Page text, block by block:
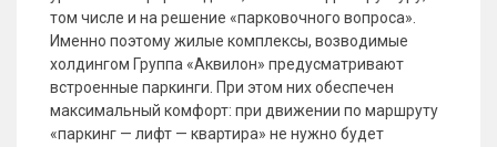
том числе и на решение «парковочного вопроса».
Именно поэтому жилые комплексы, возводимые
холдингом Группа «Аквилон» предусматривают
встроенные паркинги. При этом них обеспечен
максимальный комфорт: при движении по маршруту
«паркинг — лифт — квартира» не нужно будет